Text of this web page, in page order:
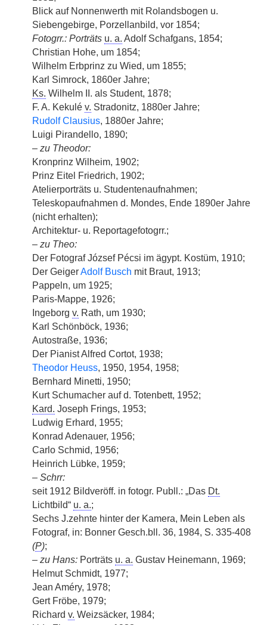
Blick auf Nonnenwerth mit Rolandsbogen u.
Siebengebirge, Porzellanbild, vor 1854;
Fotogrr.: Porträts u. a. Adolf Schafgans, 1854;
Christian Hohe, um 1854;
Wilhelm Erbprinz zu Wied, um 1855;
Karl Simrock, 1860er Jahre;
Ks. Wilhelm II. als Student, 1878;
F. A. Kekulé v. Stradonitz, 1880er Jahre;
Rudolf Clausius, 1880er Jahre;
Luigi Pirandello, 1890;
– zu Theodor:
Kronprinz Wilheim, 1902;
Prinz Eitel Friedrich, 1902;
Atelierporträts u. Studentenaufnahmen;
Teleskopaufnahmen d. Mondes, Ende 1890er Jahre
(nicht erhalten);
Architektur- u. Reportagefotogrr.;
– zu Theo:
Der Fotograf József Pécsi im ägypt. Kostüm, 1910;
Der GeigerAdolf Busch mit Braut, 1913;
Pappeln, um 1925;
Paris-Mappe, 1926;
Ingeborg v. Rath, um 1930;
Karl Schönböck, 1936;
Autostraße, 1936;
Der Pianist Alfred Cortot, 1938;
Theodor Heuss, 1950, 1954, 1958;
Bernhard Minetti, 1950;
Kurt Schumacher auf d. Totenbett, 1952;
Kard. Joseph Frings, 1953;
Ludwig Erhard, 1955;
Konrad Adenauer, 1956;
Carlo Schmid, 1956;
Heinrich Lübke, 1959;
– Schrr:
seit 1912 Bildveröff. in fotogr. Publl.: „Das Dt.
Lichtbild“ u. a.;
Sechs J.zehnte hinter der Kamera, Mein Leben als
Fotograf, in: Bonner Gesch.bll. 36, 1984, S. 335-408
(P);
– zu Hans: Porträts u. a. Gustav Heinemann, 1969;
Helmut Schmidt, 1977;
Jean Améry, 1978;
Gert Fröbe, 1979;
Richard v. Weizsäcker, 1984;